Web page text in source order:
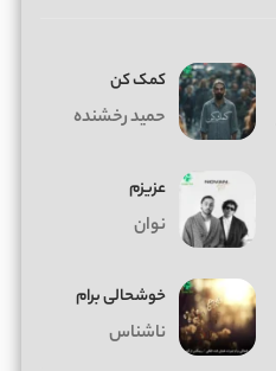
کمک کن
حمید رخشنده
عزیزم
نوان
خوشحالی برام
ناشناس